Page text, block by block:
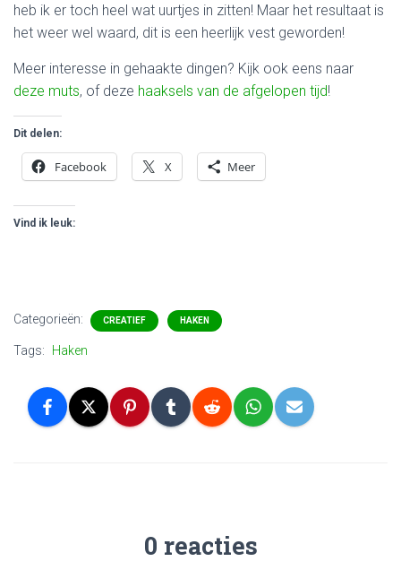
heb ik er toch heel wat uurtjes in zitten! Maar het resultaat is
het weer wel waard, dit is een heerlijk vest geworden!
Meer interesse in gehaakte dingen? Kijk ook eens naar
deze muts, of deze haaksels van de afgelopen tijd!
Dit delen:
Facebook X Meer
Vind ik leuk:
Categorieën: CREATIEF HAKEN
Tags: Haken
0 reacties